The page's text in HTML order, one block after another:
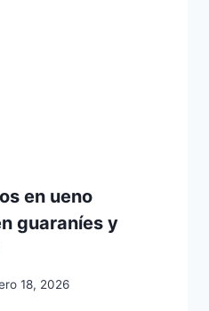
en ueno
guaraníes y
18, 2026